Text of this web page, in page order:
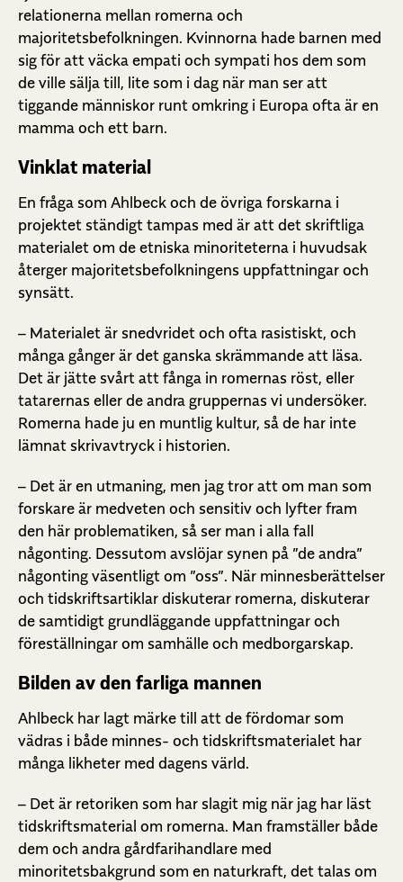
relationerna mellan romerna och
majoritetsbefolkningen. Kvinnorna hade barnen med
sig för att väcka empati och sympati hos dem som
de ville sälja till, lite som i dag när man ser att
tiggande människor runt omkring i Europa ofta är en
mamma och ett barn.
Vinklat material
En fråga som Ahlbeck och de övriga forskarna i
projektet ständigt tampas med är att det skriftliga
materialet om de etniska minoriteterna i huvudsak
återger majoritetsbefolkningens uppfattningar och
synsätt.
– Materialet är snedvridet och ofta rasistiskt, och
många gånger är det ganska skrämmande att läsa.
Det är jätte svårt att fånga in romernas röst, eller
tatarernas eller de andra gruppernas vi undersöker.
Romerna hade ju en muntlig kultur, så de har inte
lämnat skrivavtryck i historien.
– Det är en utmaning, men jag tror att om man som
forskare är medveten och sensitiv och lyfter fram
den här problematiken, så ser man i alla fall
någonting. Dessutom avslöjar synen på ”de andra”
någonting väsentligt om ”oss”. När minnesberättelser
och tidskriftsartiklar diskuterar romerna, diskuterar
de samtidigt grundläggande uppfattningar och
föreställningar om samhälle och medborgarskap.
Bilden av den farliga mannen
Ahlbeck har lagt märke till att de fördomar som
vädras i både minnes- och tidskriftsmaterialet har
många likheter med dagens värld.
– Det är retoriken som har slagit mig när jag har läst
tidskriftsmaterial om romerna. Man framställer både
dem och andra gårdfarihandlare med
minoritetsbakgrund som en naturkraft, det talas om